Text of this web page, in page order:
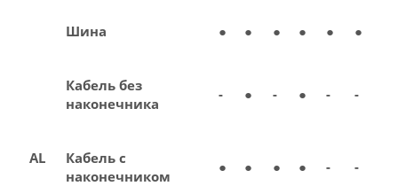
Шина ● ● ● ● ● ●
AL
Кабель без
наконечника
- ● - ● - -
Кабель с
наконечником
● ● ● ● - -